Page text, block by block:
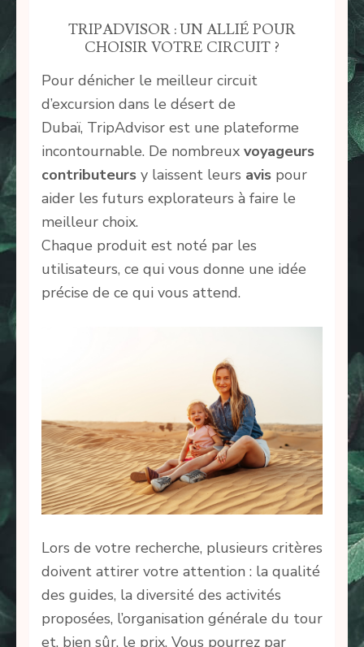
TRIPADVISOR : UN ALLIÉ POUR
CHOISIR VOTRE CIRCUIT ?
Pour dénicher le meilleur circuit
d’excursion dans le désert de
Dubaï, TripAdvisor est une plateforme
incontournable. De nombreux voyageurs
contributeurs y laissent leurs avis pour
aider les futurs explorateurs à faire le
meilleur choix.
Chaque produit est noté par les
utilisateurs, ce qui vous donne une idée
précise de ce qui vous attend.
Lors de votre recherche, plusieurs critères
doivent attirer votre attention : la qualité
des guides, la diversité des activités
proposées, l’organisation générale du tour
et, bien sûr, le prix. Vous pourrez par